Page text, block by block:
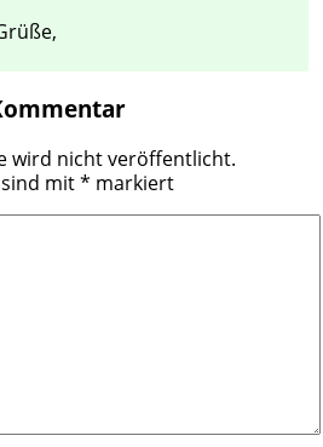
wird nicht veröffentlicht.
mit* markiert